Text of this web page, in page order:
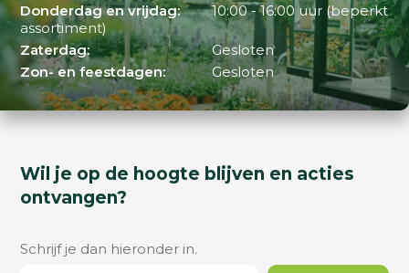
Donderdag en vrijdag:
10:00 - 16:00 uur (beperkt
assortiment)
Zaterdag:
Gesloten
Zon- en feestdagen:
Gesloten
Wil je op de hoogte blijven en acties
ontvangen?
Schrijf je dan hieronder in.